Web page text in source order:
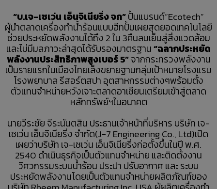
กรกฎาคม
2017
คนไทยได้ประโยชน์อะไรกับ
โครงการ TIEB
23
พฤษภาคม
2017
“อีโคเทค” ขึ้นแท่นผู้นำเครื่อง
ทำน้ำร้อนฮีทปั้ม ก.พลังงาน
รับรองนวัตกรรม
23
พฤษภาคม
2017
ยินดีต้อนรับผู้บริหารใหม่
ภูมิภาคเอเชียแปซิฟิก บริษัท
RHEEM MANUFACTURING
“บ.เจ-เซเว่น เอ็นจิเนียริ่ง จก”ปั้นแบรนด์”Ecotech”
ผู้นำตลาดเครื่องทำน้ำร้อนแบบฮีทปั้มเผยสุดยอดเทคโนโลยี
ช่วยประหยัดพลังงานได้ถึง 2 ใน 3คืนลมเย็นสู่สิ่งแวดล้อม
และไม่มีมลภาวะล่าสุดได้รับรองมาตรฐาน“ฉลากประหยัด
พลังงานประสิทธิภาพสูงเบอร์ 5”จากกระทรวงพลังงาน
เป็นรายแรกในเมืองไทยเล็งขยายฐานกลุ่มเป้าหมายโรงแรม
โรงพยาบาล รีสอร์ตสปา อุตสาหกรรมต่างๆพร้อมตั้ง
ตัวแทนจำหน่ายหวังเจาะตลาดอาเซียนเตรียมเข้าสู่ตลาด
หลักทรัพย์ฯในอนาคต
นายวีระชัย จีระนันตสิน ประธานเจ้าหน้าที่บริหาร บริษัท เจ-
เซเว่น เอ็นจิเนียริ่ง จำกัด(J-7 Engineering Co., Ltd)เปิด
เผยว่าบริษัท เจ-เซเว่น เอ็นจิเนียริ่งก่อตั้งขึ้นในปี พ.ศ.
2540 ดำเนินธุรกิจเป็นตัวแทนจำหน่าย และติดตั้งงาน
วิศวกรรมระบบน้ำร้อน ประปา ปรับอากาศ และ ระบบ
ประหยัดพลังงานโดยเป็นตัวแทนจำหน่ายผลิตภัณฑ์ของ